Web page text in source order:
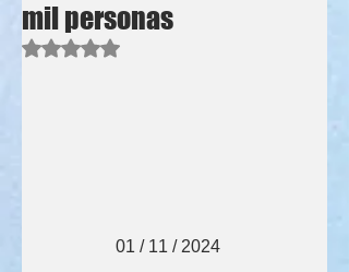
mil personas
Obtuvo NaN de 5 estrellas.
                 01 / 11 / 2024